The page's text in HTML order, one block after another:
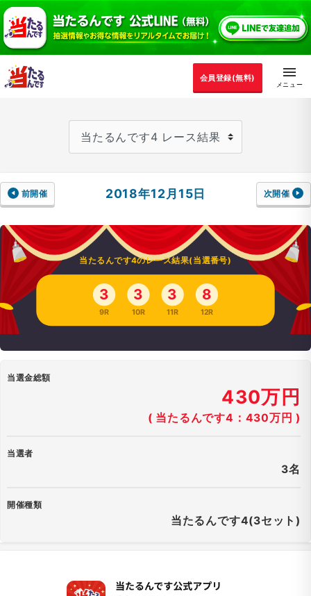
会員登録(無料)
前開催 2018年12月15日 次開催
当たるんです4のレース結果(当選番号)
3
9R
3
10R
3
11R
8
12R
当選金総額
430万円
( 当たるんです4：430万円 )
当選者
3名
開催種類
当たるんです4(3セット)